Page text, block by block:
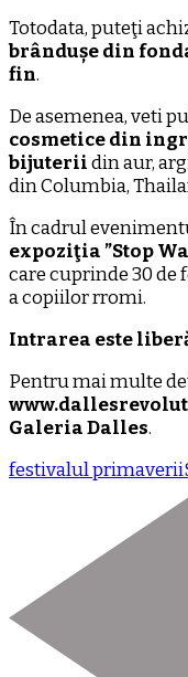
Totodata, puteţi
brândușe din
fin.
De asemenea, veti
cosmetice din
bijuteriidin aur,
din Columbia,
În cadrul
expoziţia ”Stop
care cuprinde 30
a copiilor rromi.
Intrarea este
Pentru mai multe
Galeria Dalles.
festivalul primaverii